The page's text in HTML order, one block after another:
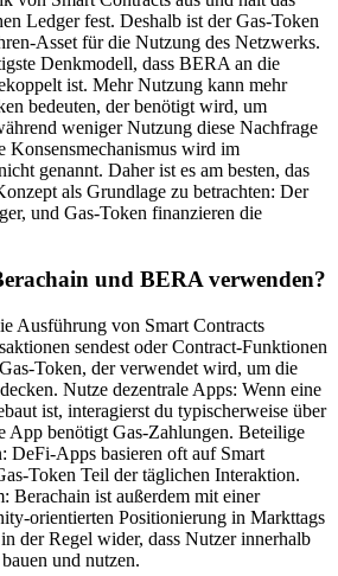
Ledger fest. Deshalb ist der Gas-Token
Asset für die Nutzung des Netzwerks.
Denkmodell, dass BERA an die
ist. Mehr Nutzung kann mehr
bedeuten, der benötigt wird, um
weniger Nutzung diese Nachfrage
Konsensmechanismus wird im
genannt. Daher ist es am besten, das
als Grundlage zu betrachten: Der
und Gas-Token finanzieren die
und BERA verwenden?
Ausführung von Smart Contracts
sendest oder Contract-Funktionen
Token, der verwendet wird, um die
Nutze dezentrale Apps: Wenn eine
ist, interagierst du typischerweise über
App benötigt Gas-Zahlungen. Beteilige
DeFi-Apps basieren oft auf Smart
Token Teil der täglichen Interaktion.
Berachain ist außerdem mit einer
orientierten Positionierung in Markttags
der Regel wider, dass Nutzer innerhalb
und nutzen.